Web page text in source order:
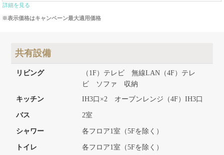
詳細を見る
※表示価格はキャンペーン最大適用価格
共有設備
リビング
（1F）テレビ 無線LAN（4F）テレ
ビ ソファ 収納
キッチン
IH3口×2 オーブンレンジ（4F）IH3口
バス 2室
シャワー 各フロア1室（5Fを除く）
トイレ 各フロア1室（5Fを除く）